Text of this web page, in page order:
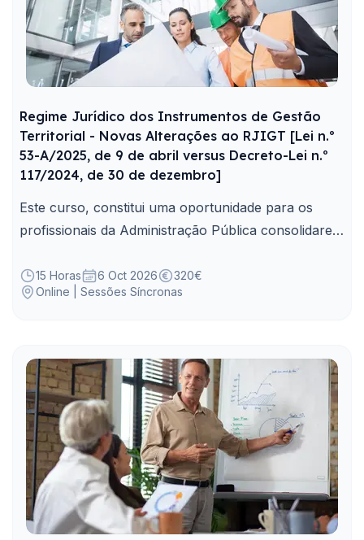
Regime Jurídico dos Instrumentos de Gestão
Territorial - Novas Alterações ao RJIGT [Lei n.º
53-A/2025, de 9 de abril versus Decreto-Lei n.º
117/2024, de 30 de dezembro]
Este curso, constitui uma oportunidade para os
profissionais da Administração Pública consolidarem
destes importantes diplomas legais.
15 Horas 6 Oct 2026
320€
Online | Sessões Síncronas